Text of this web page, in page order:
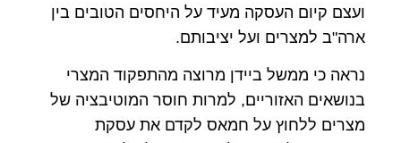
ועצם קיום העסקה מעיד על היחסים הטובים בין
ארה"ב למצרים ועל יציבותם.
נראה כי ממשל ביידן מרוצה מהתפקוד המצרי
בנושאים האזוריים, למרות חוסר המוטיבציה של
מצרים ללחוץ על חמאס לקדם את עסקת